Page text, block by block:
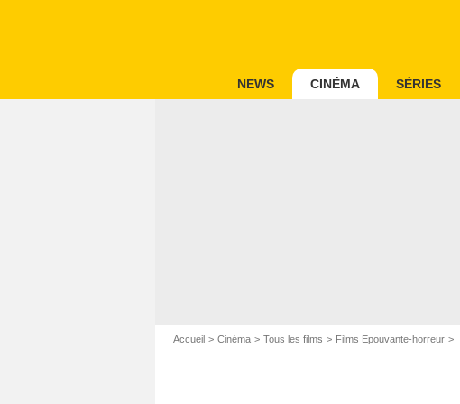
NEWS CINÉMA SÉRIES
Accueil Cinéma Tous les films Films Epouvante-horreur